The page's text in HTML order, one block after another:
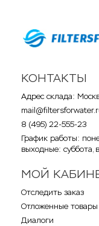
КОНТАКТЫ
Адрес склада:
8 (495) 22-555-23
График работы:
выходные: суббота,
МОЙ
Отследить заказ
Отложенные товары
Диалоги